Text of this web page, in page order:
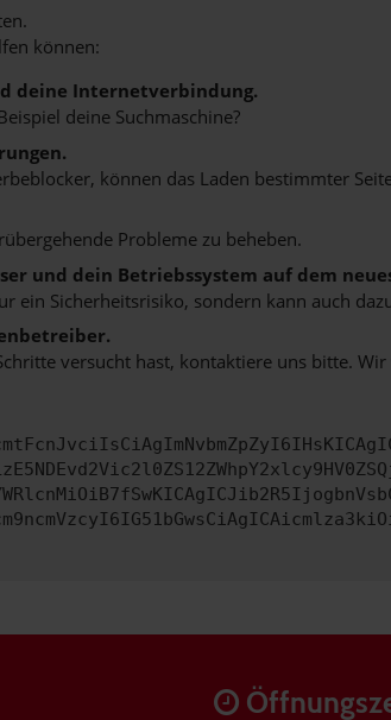
können:
deine Internetverbindung.
deine Suchmaschine?
können das Laden bestimmter
Probleme zu beheben.
und dein Betriebssystem auf dem
ein Sicherheitsrisiko, sondern kann auch
versucht hast, kontaktiere uns bitte.